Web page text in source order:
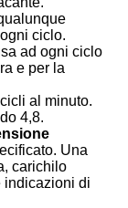
ciclo.
ad ogni ciclo
e per la
al minuto.
4,8.
Una
carichilo
indicazioni di